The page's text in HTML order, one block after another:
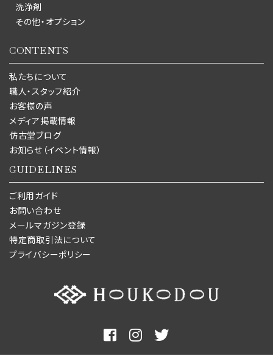
洗浄剤
その他・オプション
CONTENTS
私たちについて
職人・スタッフ紹介
お客様の声
メディア掲載情報
仿古堂ブログ
お知らせ（イベント情報）
GUIDELINES
ご利用ガイド
お問い合わせ
メールマガジン登録
特定商取引法について
プライバシーポリシー